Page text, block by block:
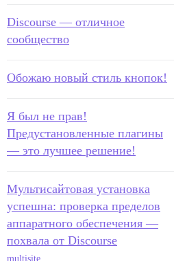
Discourse — отличное
сообщество
Обожаю новый стиль кнопок!
Я был не прав!
Предустановленные плагины
— это лучшее решение!
Мультисайтовая установка
успешна: проверка пределов
аппаратного обеспечения —
похвала от Discourse
multisite